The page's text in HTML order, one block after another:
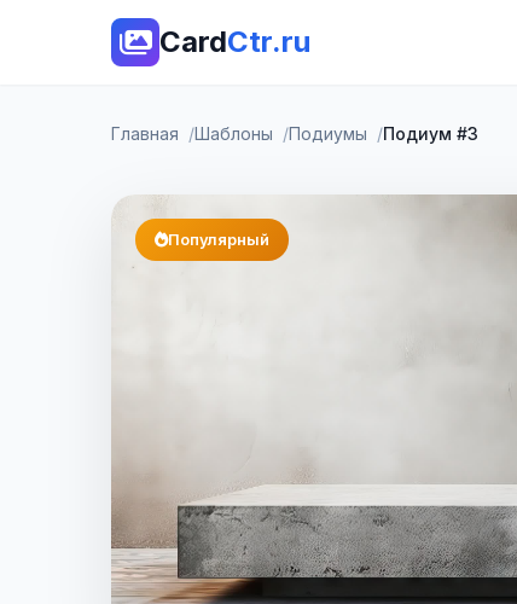
CardCtr.ru
Главная Шаблоны Подиумы Подиум #3
Популярный